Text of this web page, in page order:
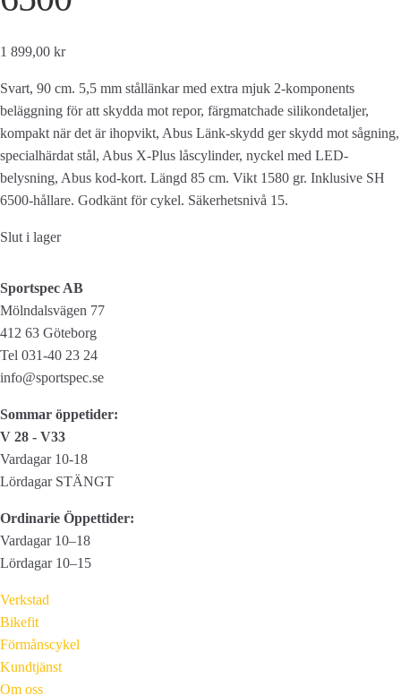
1 899,00 kr
Svart, 90 cm. 5,5 mm stållänkar med extra mjuk 2-komponents
beläggning för att skydda mot repor, färgmatchade silikondetaljer,
kompakt när det är ihopvikt, Abus Länk-skydd ger skydd mot sågning,
specialhärdat stål, Abus X-Plus låscylinder, nyckel med LED-
belysning, Abus kod-kort. Längd 85 cm. Vikt 1580 gr. Inklusive SH
6500-hållare. Godkänt för cykel. Säkerhetsnivå 15.
Slut i lager
Sportspec AB
Mölndalsvägen 77
412 63 Göteborg
Tel 031-40 23 24
info@sportspec.se
Sommar öppetider:
V 28 - V33
Vardagar 10-18
Lördagar STÄNGT
Ordinarie Öppettider:
Vardagar 10–18
Lördagar 10–15
Verkstad
Bikefit
Förmånscykel
Kundtjänst
Om oss